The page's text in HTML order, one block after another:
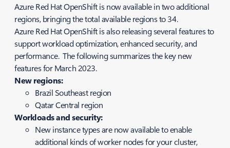
Azure Red Hat OpenShift is now available in two additional
regions, bringing the total available regions to 34.
Azure Red Hat OpenShift is also releasing several features to
support workload optimization, enhanced security, and
performance. The following summarizes the key new
features for March 2023.
New regions:
Brazil Southeast region
Qatar Central region
Workloads and security:
New instance types are now available to enable
additional kinds of worker nodes for your cluster,